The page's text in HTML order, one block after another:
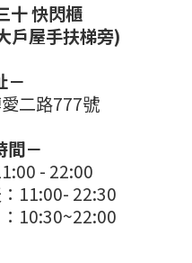
十 快閃櫃
戶屋手扶梯旁)
－
二路777號
間－
- 22:00
11:00- 22:30
10:30~22:00